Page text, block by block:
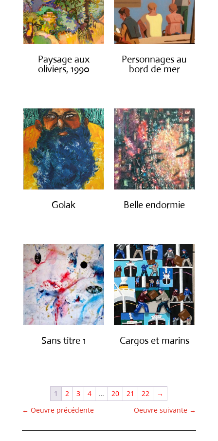
Paysage aux
oliviers, 1990
Personnages au
bord de mer
Golak Belle endormie
Sans titre 1 Cargos et marins
1 2 3 4 … 20 21 22
→
← Oeuvre précédente Oeuvre suivante →